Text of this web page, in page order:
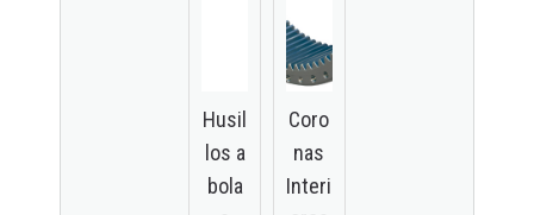
Husil
los a
bola
Coro
nas
Interi